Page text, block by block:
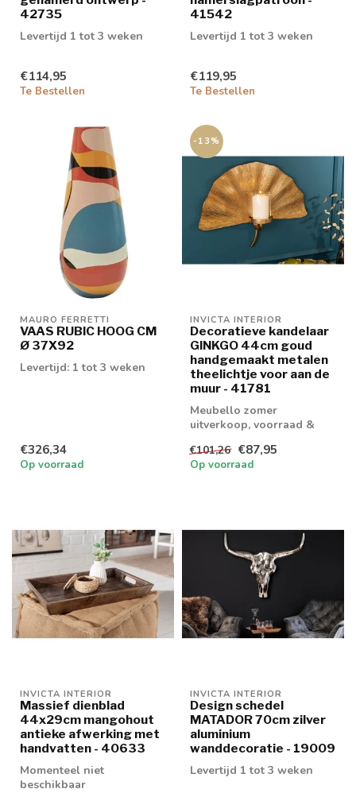
42735
Levertijd 1 tot 3 weken
€114,95
Te Bestellen
41542
Levertijd 1 tot 3 weken
€119,95
Te Bestellen
MAURO FERRETTI
VAAS RUBIC HOOG CM
Ø 37X92
Levertijd: 1 tot 3 weken
€326,34
Op voorraad
-13%
INVICTA INTERIOR
Decoratieve kandelaar
GINKGO 44cm goud
handgemaakt metalen
theelichtje voor aan de
muur - 41781
Meubello zomer
uitverkoop, voorraad &
levertijd 1/2 wek...
€101,26 €87,95
Op voorraad
INVICTA INTERIOR
Massief dienblad
44x29cm mangohout
antieke afwerking met
handvatten - 40633
Momenteel niet
beschikbaar
INVICTA INTERIOR
Design schedel
MATADOR 70cm zilver
aluminium
wanddecoratie - 19009
Levertijd 1 tot 3 weken